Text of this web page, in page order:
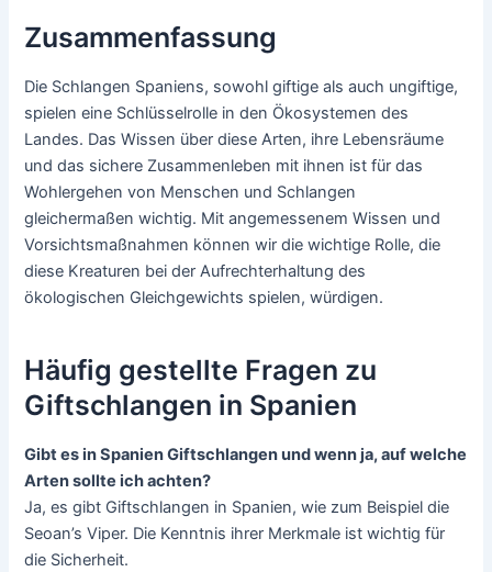
Zusammenfassung
Die Schlangen Spaniens, sowohl giftige als auch ungiftige,
spielen eine Schlüsselrolle in den Ökosystemen des
Landes. Das Wissen über diese Arten, ihre Lebensräume
und das sichere Zusammenleben mit ihnen ist für das
Wohlergehen von Menschen und Schlangen
gleichermaßen wichtig. Mit angemessenem Wissen und
Vorsichtsmaßnahmen können wir die wichtige Rolle, die
diese Kreaturen bei der Aufrechterhaltung des
ökologischen Gleichgewichts spielen, würdigen.
Häufig gestellte Fragen zu
Giftschlangen in Spanien
Gibt es in Spanien Giftschlangen und wenn ja, auf welche
Arten sollte ich achten?
Ja, es gibt Giftschlangen in Spanien, wie zum Beispiel die
Seoan’s Viper. Die Kenntnis ihrer Merkmale ist wichtig für
die Sicherheit.